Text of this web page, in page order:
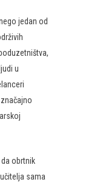
jedan od
u
obrtnik
sama